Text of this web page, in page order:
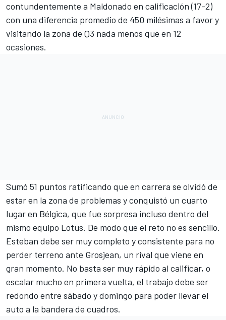
contundentemente a Maldonado en calificación (17-2)
con una diferencia promedio de 450 milésimas a favor y
visitando la zona de Q3 nada menos que en 12
ocasiones.
Sumó 51 puntos ratificando que en carrera se olvidó de
estar en la zona de problemas y conquistó un cuarto
lugar en Bélgica, que fue sorpresa incluso dentro del
mismo equipo Lotus. De modo que el reto no es sencillo.
Esteban debe ser muy completo y consistente para no
perder terreno ante Grosjean, un rival que viene en
gran momento. No basta ser muy rápido al calificar, o
escalar mucho en primera vuelta, el trabajo debe ser
redondo entre sábado y domingo para poder llevar el
auto a la bandera de cuadros.